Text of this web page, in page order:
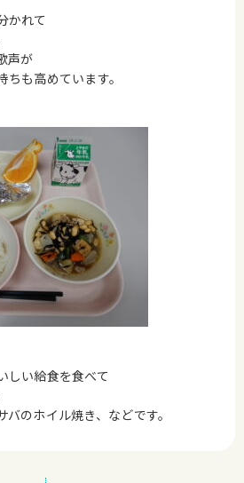
かれて
声が
も高めています。
しい給食を食べて
のホイル焼き、などです。